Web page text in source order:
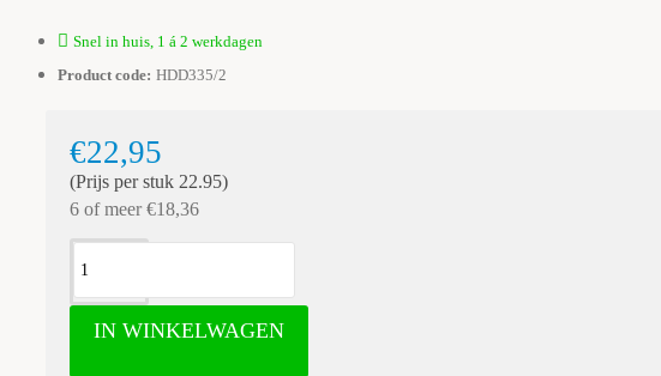
Snel in huis, 1 á 2 werkdagen
Product code: HDD335/2
€22,95
(Prijs per stuk 22.95)
6 of meer €18,36
IN WINKELWAGEN